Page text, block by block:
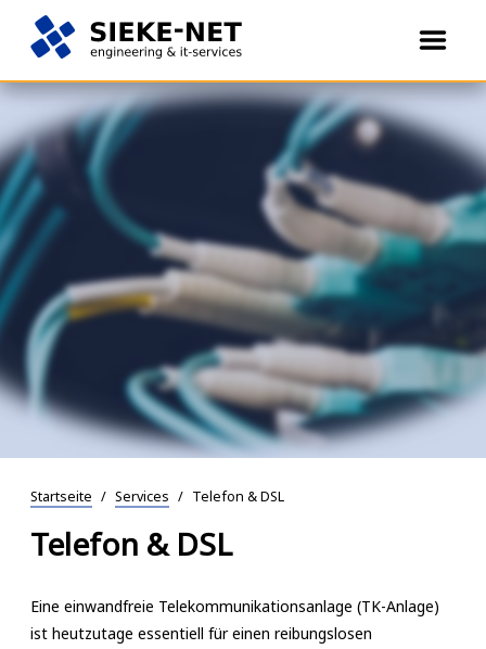
Springe
Inhalt
SIEKE-
NET
engineering
it-
services
Öffne
Startseite / Services / Telefon & DSL
Telefon & DSL
Eine einwandfreie Telekommunikationsanlage (TK-Anlage)
ist heutzutage essentiell für einen reibungslosen